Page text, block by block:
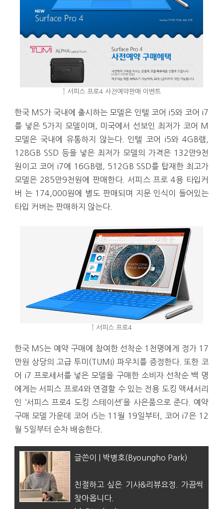
↑ 서피스 프로4 사전예약판매 이벤트
한국 MS가 국내에 출시하는 모델은 인텔 코어 i5와 코어 i7
를 넣은 5가지 모델이며, 미국에서 선보인 최저가 코어 M
모델은 국내에 유통하지 않는다. 인텔 코어 i5와 4GB램,
128GB SSD 등을 넣은 최저가 모델의 가격은 132만9천
원이고 코어 i7에 16GB램, 512GB SSD를 탑재한 최고가
모델은 285만9천원에 판매한다. 서피스 프로 4용 타입커
버 는 174,000원에 별도 판매되며 지문 인식이 들어있는
타입 커버는 판매하지 않는다.
↑ 서피스 프로4
한국 MS는 예약 구매에 참여한 선착순 1천명에게 정가 17
만원 상당의 고급 투미(TUMI) 파우치를 증정한다. 또한 코
어 i7 프로세서를 넣은 모델을 구매한 소비자 선착순 백 명
에게는 서피스 프로4와 연결할 수 있는 전용 도킹 액세서리
인 ‘서피스 프로4 도킹 스테이션’을 사은품으로 준다. 예약
구매 모델 가운데 코어 i5는 11월 19일부터, 코어 i7은 12
월 5일부터 순차 배송한다.
글쓴이 | 박병호(Byoungho Park)
친절하고 싶은 기사&리뷰요정. 가끔씩
찾아옵니다.